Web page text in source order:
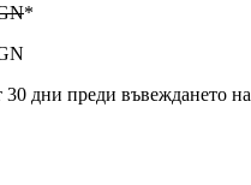
*
30 дни преди въвеждането на